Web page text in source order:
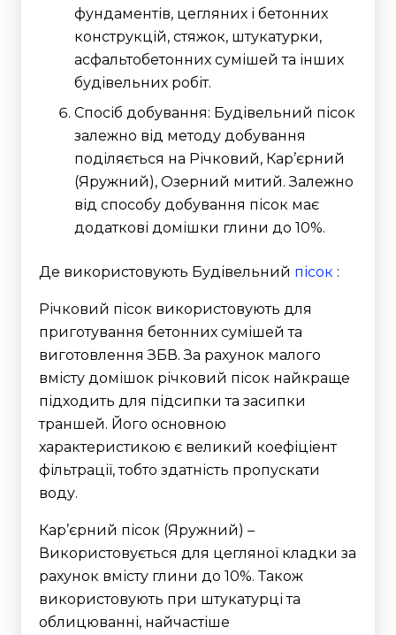
фундаментів, цегляних і бетонних
конструкцій, стяжок, штукатурки,
асфальтобетонних сумішей та інших
будівельних робіт.
Спосіб добування: Будівельний пісок
залежно від методу добування
поділяється на Річковий, Кар’єрний
(Яружний), Озерний митий. Залежно
від способу добування пісок має
додаткові домішки глини до 10%.
Де використовують Будівельний пісок :
Річковий пісок використовують для
приготування бетонних сумішей та
виготовлення ЗБВ. За рахунок малого
вмісту домішок річковий пісок найкраще
підходить для підсипки та засипки
траншей. Його основною
характеристикою є великий коефіціент
фільтрації, тобто здатність пропускати
воду.
Кар’єрний пісок (Яружний) –
Використовується для цегляної кладки за
рахунок вмісту глини до 10%. Також
використовують при штукатурці та
облицюванні, найчастіше